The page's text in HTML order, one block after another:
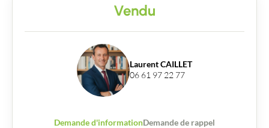
Vendu
Laurent CAILLET
06 61 97 22 77
Demande d'informationDemande de rappel